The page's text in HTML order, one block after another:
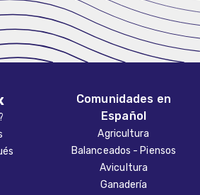
Comunidades en
Español
Agricultura
Balanceados - Piensos
Avicultura
Ganadería